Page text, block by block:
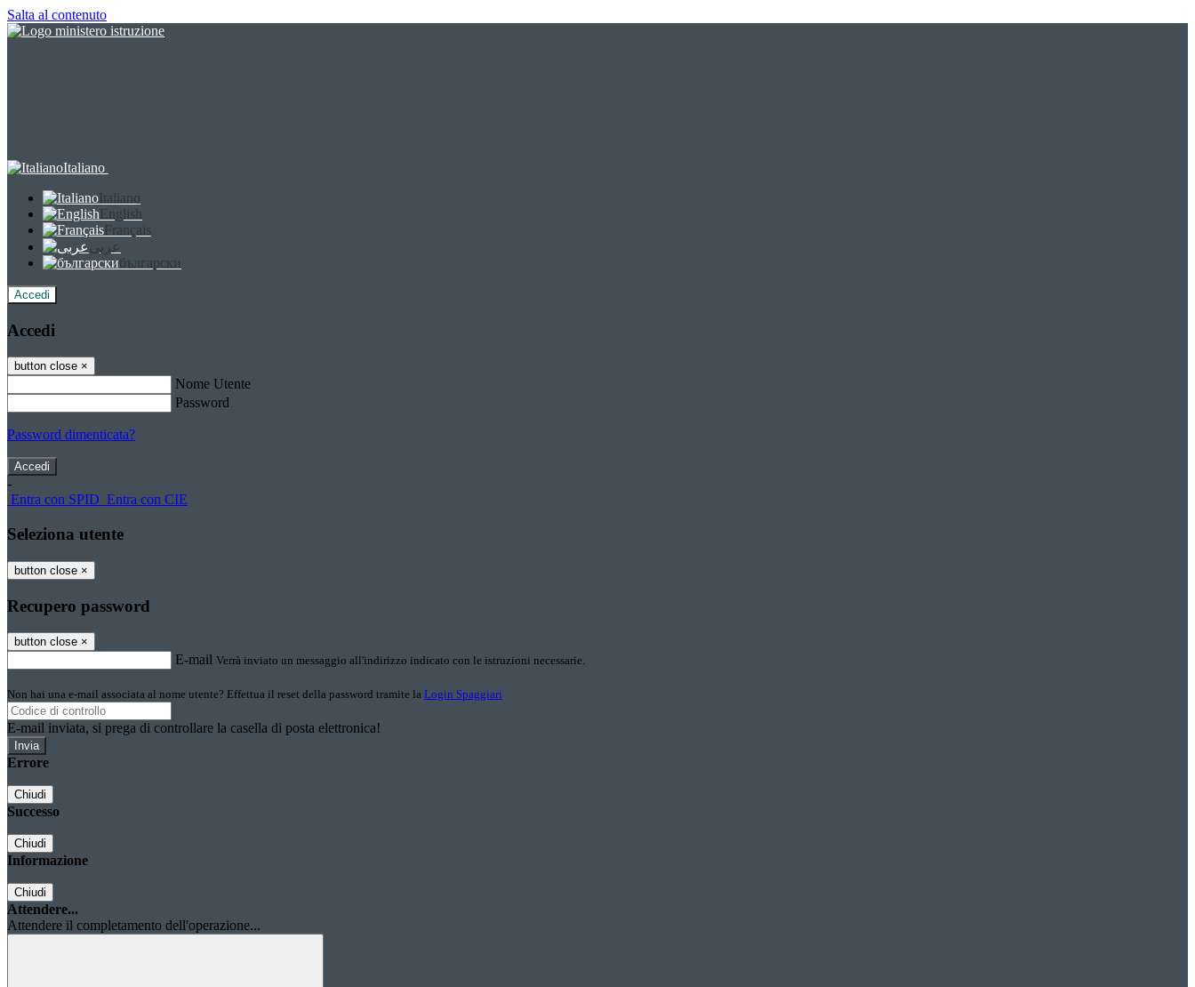
Salta al contenuto
Italiano
Italiano
English
Français
عربى
български
Accedi
Accedi
button close ×
Nome Utente
Password
Password dimenticata?
-
Entra con SPID Entra con CIE
Seleziona utente
button close ×
Recupero password
button close ×
E-mail Verrà inviato un messaggio all'indirizzo indicato con le istruzioni necessarie.
Non hai una e-mail associata al nome utente? Effettua il reset della password tramite la Login Spaggiari
E-mail inviata, si prega di controllare la casella di posta elettronica!
Errore
Chiudi
Successo
Chiudi
Informazione
Chiudi
Attendere...
Attendere il completamento dell'operazione...